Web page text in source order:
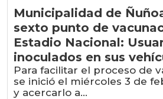
Municipalidad de
sexto punto de
Estadio Nacional:
inoculados en sus
Para facilitar el proceso de
se inició el miércoles 3 de
y acercarlo a...